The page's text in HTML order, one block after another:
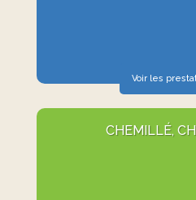
Voir les
CHEMILLÉ,